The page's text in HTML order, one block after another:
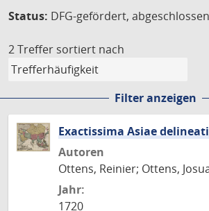
Status: DFG-gefördert,
2 Treffer sortiert nach
Filter anzeigen
Exactissima Asiae
Autoren
Ottens, Reinier; Ottens,
Jahr:
1720